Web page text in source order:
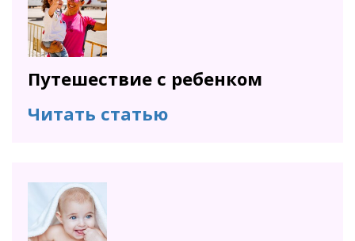
Путешествие с ребенком
Читать статью